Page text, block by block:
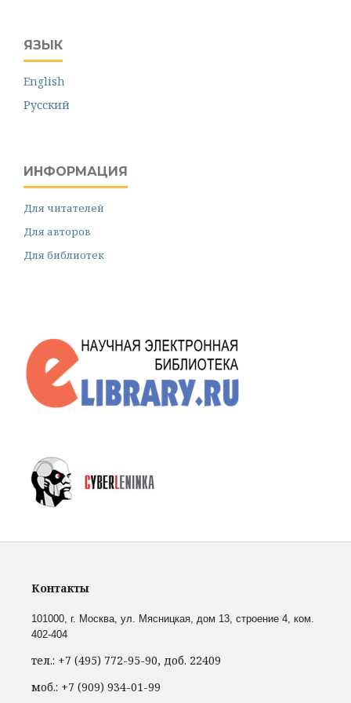
ЯЗЫК
English
Русский
ИНФОРМАЦИЯ
Для читателей
Для авторов
Для библиотек
Контакты
101000, г. Москва, ул. Мясницкая, дом 13, строение 4, ком.
402-404
тел.: +7 (495) 772-95-90, доб. 22409
моб.: +7 (909) 934-01-99